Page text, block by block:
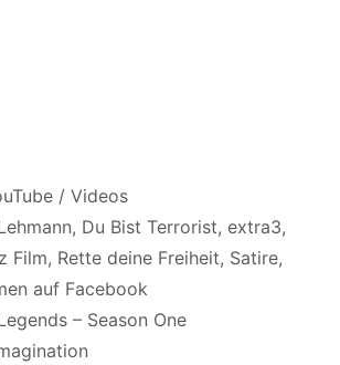
/ Videos
, Du Bist Terrorist, extra3,
Film, Rette deine Freiheit, Satire,
auf Facebook
– Season One